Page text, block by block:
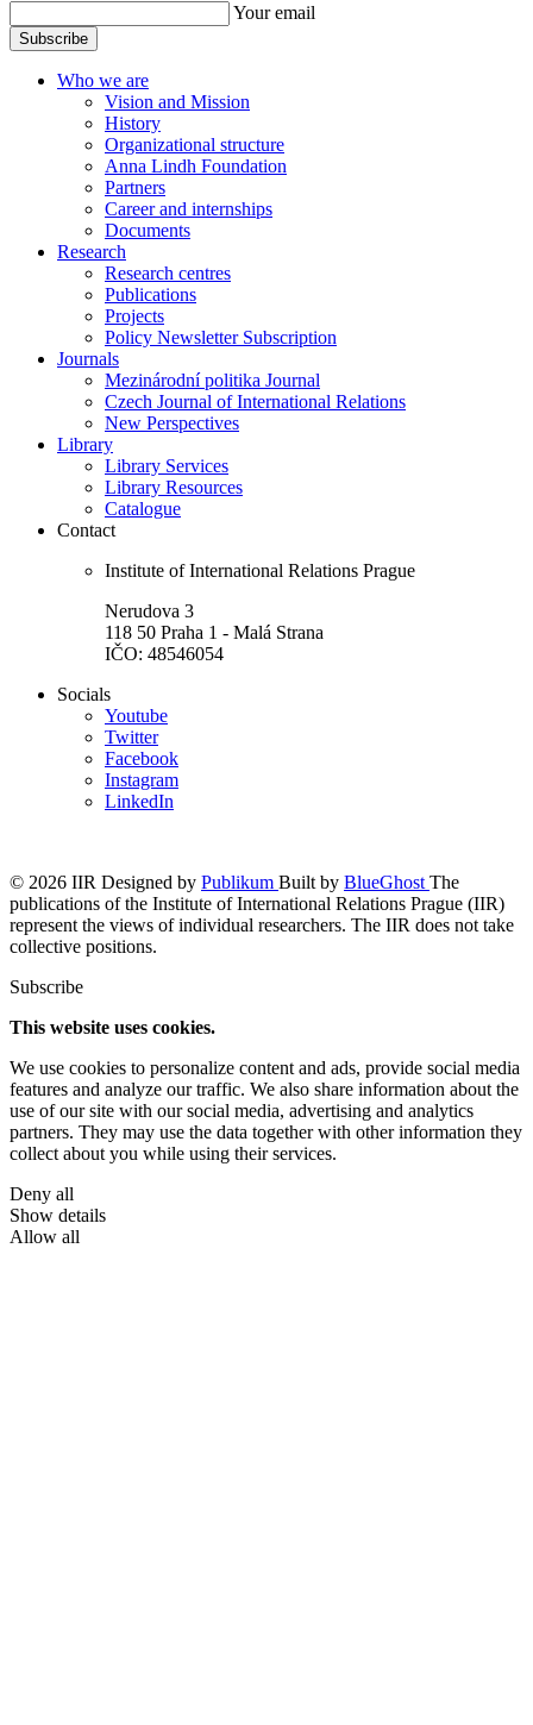
Your email
Subscribe
Who we are
Vision and Mission
History
Organizational structure
Anna Lindh Foundation
Partners
Career and internships
Documents
Research
Research centres
Publications
Projects
Policy Newsletter Subscription
Journals
Mezinárodní politika Journal
Czech Journal of International Relations
New Perspectives
Library
Library Services
Library Resources
Catalogue
Contact
Institute of International Relations Prague
Nerudova 3
118 50 Praha 1 - Malá Strana
IČO: 48546054
Socials
Youtube
Twitter
Facebook
Instagram
LinkedIn
© 2026 IIR Designed by Publikum Built by BlueGhost The
publications of the Institute of International Relations Prague (IIR)
represent the views of individual researchers. The IIR does not take
collective positions.
Subscribe
This website uses cookies.
We use cookies to personalize content and ads, provide social media
features and analyze our traffic. We also share information about the
use of our site with our social media, advertising and analytics
partners. They may use the data together with other information they
collect about you while using their services.
Deny all
Show details
Allow all